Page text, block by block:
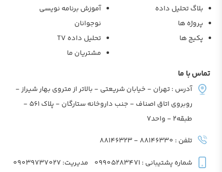
بلاگ تحلیل داده
پروژه ها
پکیج ها
آموزش برنامه نویسی
نوجوانان
تحلیل داده TV
مشتریان ما
تماس با ما
آدرس : تهران - خیابان شریعتی - بالاتر از متروی بهار شیراز -
روبروی اتاق اصناف - جنب داروخانه ستارگان - پلاک 561 -
طبقه2 - واحد7
تلفن : 88146330 - 88146323
شماره پشتیبانی : 09905283471 مدیریت: 09039737027